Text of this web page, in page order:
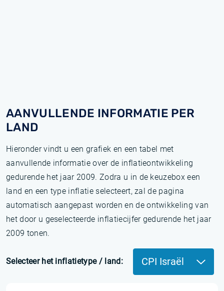
AANVULLENDE INFORMATIE PER
LAND
Hieronder vindt u een grafiek en een tabel met
aanvullende informatie over de inflatieontwikkeling
gedurende het jaar 2009. Zodra u in de keuzebox een
land en een type inflatie selecteert, zal de pagina
automatisch aangepast worden en de ontwikkeling van
het door u geselecteerde inflatiecijfer gedurende het jaar
2009 tonen.
Selecteer het inflatietype / land: CPI Israël